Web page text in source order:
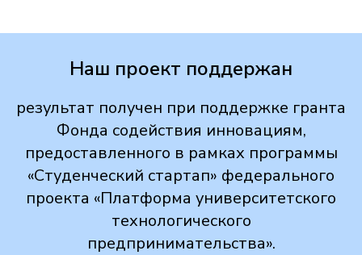
Наш проект поддержан
результат получен при поддержке гранта
Фонда содействия инновациям,
предоставленного в рамках программы
«Студенческий стартап» федерального
проекта «Платформа университетского
технологического
предпринимательства».